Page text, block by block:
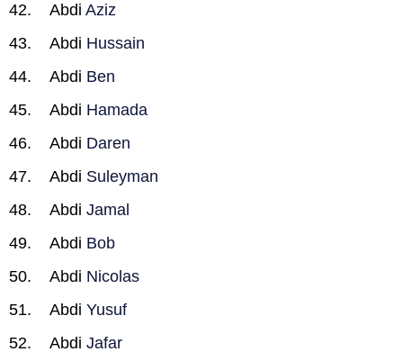
Abdi Aziz
Abdi Hussain
Abdi Ben
Abdi Hamada
Abdi Daren
Abdi Suleyman
Abdi Jamal
Abdi Bob
Abdi Nicolas
Abdi Yusuf
Abdi Jafar